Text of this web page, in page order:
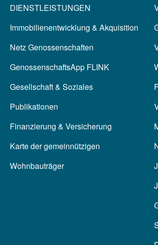
DIENSTLEISTUNGEN
Immobilienentwicklung & Akquisition
Netz Genossenschaften
GenossenschaftsApp FLINK
Gesellschaft & Soziales
Publikationen
Finanzierung & Versicherung
Karte der gemeinnützigen
Wohnbauträger